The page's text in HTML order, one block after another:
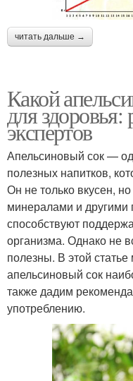
читать дальше →
Какой
для
экспертов
Апельсиновый сок —
полезных напитков,
Он не только вкусен,
минералами и
способствуют
организма. Однако не
полезны. В этой
апельсиновый сок
также дадим
употреблению.